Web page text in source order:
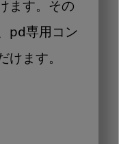
ます。その
pd専用コン
けます。